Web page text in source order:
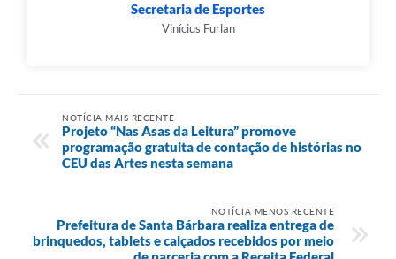
Secretaria de Esportes
Vinícius Furlan
NOTÍCIA MAIS RECENTE
Projeto “Nas Asas da Leitura” promove
programação gratuita de contação de histórias no
CEU das Artes nesta semana
NOTÍCIA MENOS RECENTE
Prefeitura de Santa Bárbara realiza entrega de
brinquedos, tablets e calçados recebidos por meio